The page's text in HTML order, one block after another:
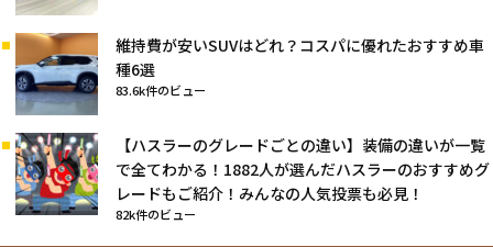
維持費が安いSUVはどれ？コスパに優れたおすすめ車
種6選
83.6k件のビュー
【ハスラーのグレードごとの違い】装備の違いが一覧
で全てわかる！1882人が選んだハスラーのおすすめグ
レードもご紹介！みんなの人気投票も必見！
82k件のビュー